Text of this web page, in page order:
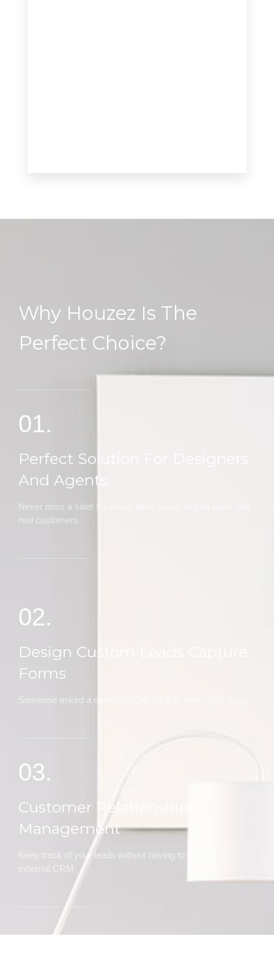
Why Houzez Is The
Perfect Choice?
01.
Perfect Solution For Designers
And Agents
Never miss a sale! It's never been easier to turn leads into
real customers
02.
Design Custom Leads Capture
Forms
Someone asked a question? Get back to them right away
03.
Customer Relationship
Management
Keep track of your leads without having to pay for an
external CRM